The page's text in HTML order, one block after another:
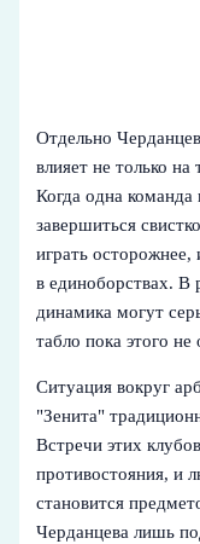
Отдельно
влияет не только
Когда одна
завершиться
играть осторожнее,
в единоборствах. В
динамика могут
табло пока этого не
Ситуация вокруг
"Зенита"
Встречи этих
противостояния, и
становится
Черданцева лишь